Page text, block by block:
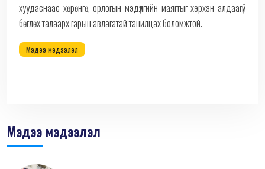
хуудаснаас хөрөнгө, орлогын мэдүүлгийн маягтыг хэрхэн алдаагүй
бөглөх талаарх гарын авлагатай танилцах боломжтой.
Мэдээ мэдээлэл
Мэдээ мэдээлэл